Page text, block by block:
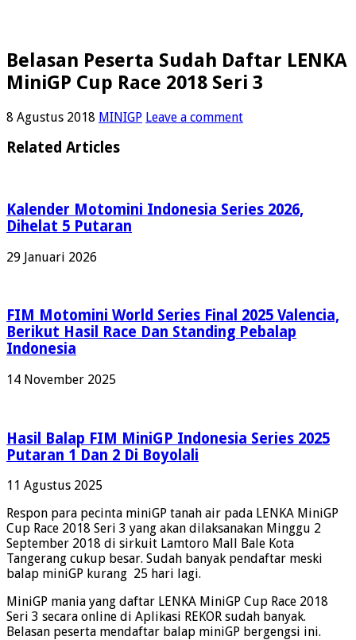
Belasan Peserta Sudah Daftar LENKA
MiniGP Cup Race 2018 Seri 3
8 Agustus 2018 MINIGP Leave a comment
Related Articles
Kalender Motomini Indonesia Series 2026,
Dihelat 5 Putaran
29 Januari 2026
FIM Motomini World Series Final 2025 Valencia,
Berikut Hasil Race Dan Standing Pebalap
Indonesia
14 November 2025
Hasil Balap FIM MiniGP Indonesia Series 2025
Putaran 1 Dan 2 Di Boyolali
11 Agustus 2025
Respon para pecinta miniGP tanah air pada LENKA MiniGP
Cup Race 2018 Seri 3 yang akan dilaksanakan Minggu 2
September 2018 di sirkuit Lamtoro Mall Bale Kota
Tangerang cukup besar. Sudah banyak pendaftar meski
balap miniGP kurang 25 hari lagi.
MiniGP mania yang daftar LENKA MiniGP Cup Race 2018
Seri 3 secara online di Aplikasi REKOR sudah banyak.
Belasan peserta mendaftar balap miniGP bergengsi ini.